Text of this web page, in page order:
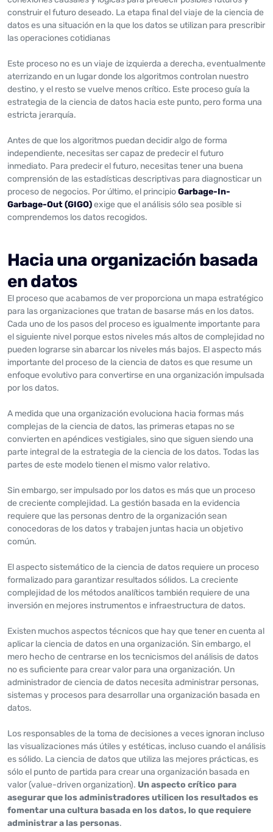
construir el futuro deseado. La etapa final del viaje de la ciencia de
datos es una situación en la que los datos se utilizan para prescribir
las operaciones cotidianas
Este proceso no es un viaje de izquierda a derecha, eventualmente
aterrizando en un lugar donde los algoritmos controlan nuestro
destino, y el resto se vuelve menos crítico. Este proceso guía la
estrategia de la ciencia de datos hacia este punto, pero forma una
estricta jerarquía.
Antes de que los algoritmos puedan decidir algo de forma
independiente, necesitas ser capaz de predecir el futuro
inmediato. Para predecir el futuro, necesitas tener una buena
comprensión de las estadísticas descriptivas para diagnosticar un
proceso de negocios. Por último, el principioGarbage-In-
Garbage-Out (GIGO)exige que el análisis sólo sea posible si
comprendemos los datos recogidos.
Hacia una organización basada
en datos
El proceso que acabamos de ver proporciona un mapa estratégico
para las organizaciones que tratan de basarse más en los datos.
Cada uno de los pasos del proceso es igualmente importante para
el siguiente nivel porque estos niveles más altos de complejidad no
pueden lograrse sin abarcar los niveles más bajos. El aspecto más
importante del proceso de la ciencia de datos es que resume un
enfoque evolutivo para convertirse en una organización impulsada
por los datos.
A medida que una organización evoluciona hacia formas más
complejas de la ciencia de datos, las primeras etapas no se
convierten en apéndices vestigiales, sino que siguen siendo una
parte integral de la estrategia de la ciencia de los datos. Todas las
partes de este modelo tienen el mismo valor relativo.
Sin embargo, ser impulsado por los datos es más que un proceso
de creciente complejidad. La gestión basada en la evidencia
requiere que las personas dentro de la organización sean
conocedoras de los datos y trabajen juntas hacia un objetivo
común.
El aspecto sistemático de la ciencia de datos requiere un proceso
formalizado para garantizar resultados sólidos. La creciente
complejidad de los métodos analíticos también requiere de una
inversión en mejores instrumentos e infraestructura de datos.
Existen muchos aspectos técnicos que hay que tener en cuenta al
aplicar la ciencia de datos en una organización. Sin embargo, el
mero hecho de centrarse en los tecnicismos del análisis de datos
no es suficiente para crear valor para una organización. Un
administrador de ciencia de datos necesita administrar personas,
sistemas y procesos para desarrollar una organización basada en
datos.
Los responsables de la toma de decisiones a veces ignoran incluso
las visualizaciones más útiles y estéticas, incluso cuando el análisis
es sólido. La ciencia de datos que utiliza las mejores prácticas, es
sólo el punto de partida para crear una organización basada en
valor (value-driven organization). Un aspecto crítico para
asegurar que los administradores utilicen los resultados es
fomentar una cultura basada en los datos, lo que requiere
administrar a las personas.